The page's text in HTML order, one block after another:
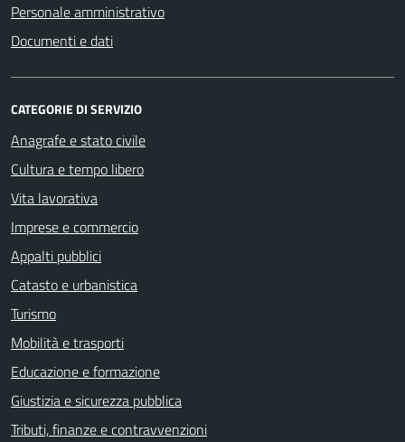
Personale amministrativo
Documenti e dati
CATEGORIE DI SERVIZIO
Anagrafe e stato civile
Cultura e tempo libero
Vita lavorativa
Imprese e commercio
Appalti pubblici
Catasto e urbanistica
Turismo
Mobilità e trasporti
Educazione e formazione
Giustizia e sicurezza pubblica
Tributi, finanze e contravvenzioni